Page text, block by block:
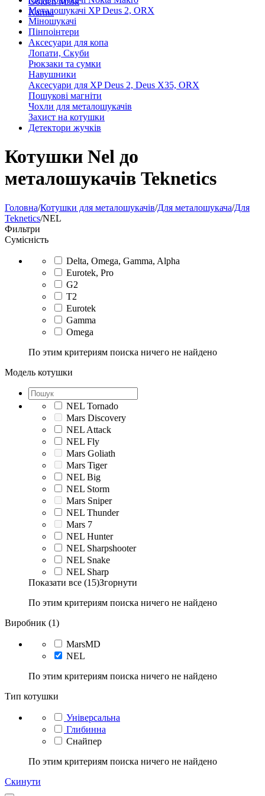
Karma
Металошукачі XP Deus 2, ORX
Міношукачі
Пінпоінтери
Аксесуари для копа
Лопати, Скуби
Рюкзаки та сумки
Навушники
Аксесуари для XP Deus 2, Deus X35, ORX
Пошукові магніти
Чохли для металошукачів
Захист на котушки
Детектори жучків
Котушки Nel до
металошукачів Teknetics
Головна/Котушки для металошукачів/Для металошукача/Для
Teknetics/NEL
Фильтри
Сумісність
Delta, Omega, Gamma, Alpha
Eurotek, Pro
G2
T2
Eurotek
Gamma
Omega
По этим критериям поиска ничего не найдено
Модель котушки
NEL Tornado
Mars Discovery
NEL Attack
NEL Fly
Mars Goliath
Mars Tiger
NEL Big
NEL Storm
Mars Sniper
NEL Thunder
Mars 7
NEL Hunter
NEL Sharpshooter
NEL Snake
NEL Sharp
Показати все (15)Згорнути
По этим критериям поиска ничего не найдено
Виробник (1)
MarsMD
NEL
По этим критериям поиска ничего не найдено
Тип котушки
Універсальна
Глибинна
Снайпер
По этим критериям поиска ничего не найдено
Скинути